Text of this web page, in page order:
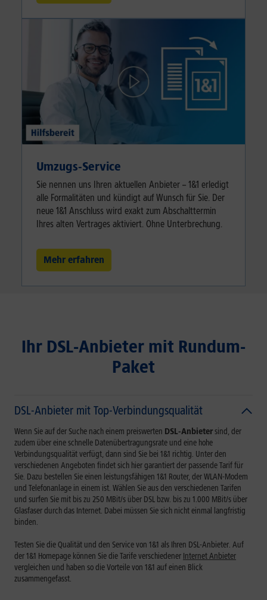
Umzugs-Service
Sie nennen uns Ihren aktuellen Anbieter – 1&1 erledigt
alle Formalitäten und kündigt auf Wunsch für Sie. Der
neue 1&1 Anschluss wird exakt zum Abschalttermin
Ihres alten Vertrages aktiviert. Ohne Unterbrechung.
Mehr erfahren
Ihr DSL-Anbieter mit Rundum-
Paket
DSL-Anbieter mit Top-Verbindungsqualität
Wenn Sie auf der Suche nach einem preiswerten DSL-Anbietersind, der
zudem über eine schnelle Datenübertragungsrate und eine hohe
Verbindungsqualität verfügt, dann sind Sie bei 1&1 richtig. Unter den
verschiedenen Angeboten findet sich hier garantiert der passende Tarif für
Sie. Dazu bestellen Sie einen leistungsfähigen 1&1 Router, der WLAN-Modem
und Telefonanlage in einem ist. Wählen Sie aus den verschiedenen Tarifen
und surfen Sie mit bis zu 250 MBit/s über DSL bzw. bis zu 1.000 MBit/s über
Glasfaser durch das Internet. Dabei müssen Sie sich nicht einmal langfristig
binden.
Testen Sie die Qualität und den Service von 1&1 als Ihren DSL-Anbieter. Auf
der 1&1 Homepage können Sie die Tarife verschiedener Internet Anbieter
vergleichen und haben so die Vorteile von 1&1 auf einen Blick
zusammengefasst.